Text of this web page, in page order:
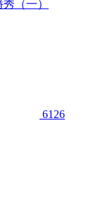
（一）
6126